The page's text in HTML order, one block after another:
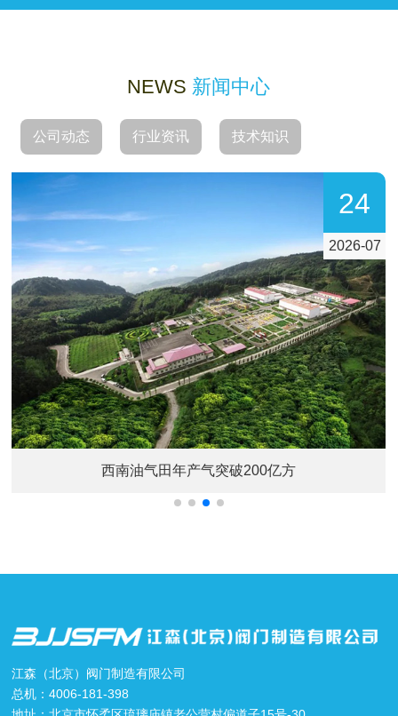
NEWS 新闻中心
公司动态 行业资讯 技术知识
18
2026-07
新疆油田采油一厂集团蓄能压裂成效显著
江森（北京）阀门制造有限公司
总机：4006-181-398